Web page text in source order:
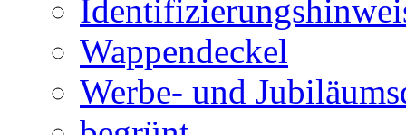
Wappendeckel
Werbe- und